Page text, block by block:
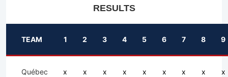
RESULTS
TEAM 1 2 3 4 5 6 7 8 9
Québec x x x x x x x x x